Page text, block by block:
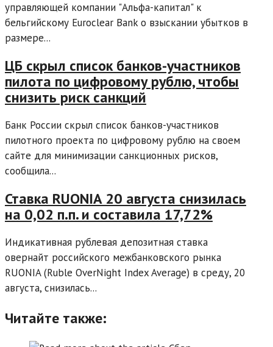
управляющей компании "Альфа-капитал" к
бельгийскому Euroclear Bank о взыскании убытков в
размере...
ЦБ скрыл список банков-участников
пилота по цифровому рублю, чтобы
снизить риск санкций
Банк России скрыл список банков-участников
пилотного проекта по цифровому рублю на своем
сайте для минимизации санкционных рисков,
сообщила...
Ставка RUONIA 20 августа снизилась
на 0,02 п.п. и составила 17,72%
Индикативная рублевая депозитная ставка
овернайт российского межбанковского рынка
RUONIA (Ruble OverNight Index Average) в среду, 20
августа, снизилась...
Читайте также: